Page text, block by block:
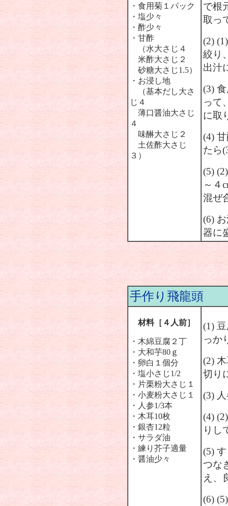
・食用菊１パック
・塩少々
・酢少々
・甘酢
（水大さじ４
米酢大さじ２
砂糖大さじ1.5）
・お浸し地
（基本だし大さ
じ４
薄口醤油大さじ
４
味醂大さじ２
土佐酢大さじ
３）
で根
取っ
(2)
絞り
出汁
(3)
って
に取
(4)
たら
(5)
～４
混ぜ
(6)
器に
手作り飛龍頭
材料［４人前］
・木綿豆腐２丁
・大和芋80ｇ
・卵白１個分
・塩小さじ1/2
・片栗粉大さじ１
・小麦粉大さじ１
・人参1/3本
・木耳10枚
・銀杏12粒
・サラダ油
・練り芥子適量
・醤油少々
(1)
っか
(2)
切り
(3)
(4)
りし
(5)
つな
え、
(6)